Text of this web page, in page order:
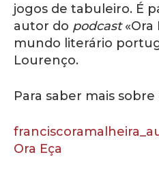
jogos de tabuleiro. É
autor do podcast«Ora
mundo literário
Lourenço.
Para saber mais
Ora Eça